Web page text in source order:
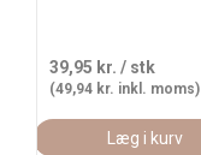
39,95 kr. / stk
(49,94 kr. inkl. moms)
Læg i kurv